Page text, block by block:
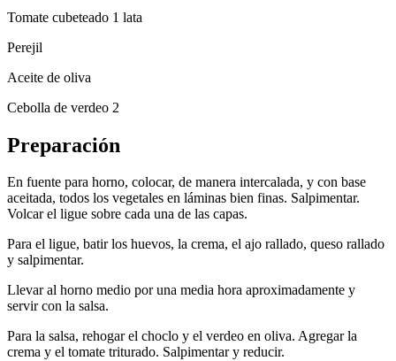
Tomate cubeteado 1 lata
Perejil
Aceite de oliva
Cebolla de verdeo 2
Preparación
En fuente para horno, colocar, de manera intercalada, y con base
aceitada, todos los vegetales en láminas bien finas. Salpimentar.
Volcar el ligue sobre cada una de las capas.
Para el ligue, batir los huevos, la crema, el ajo rallado, queso rallado
y salpimentar.
Llevar al horno medio por una media hora aproximadamente y
servir con la salsa.
Para la salsa, rehogar el choclo y el verdeo en oliva. Agregar la
crema y el tomate triturado. Salpimentar y reducir.